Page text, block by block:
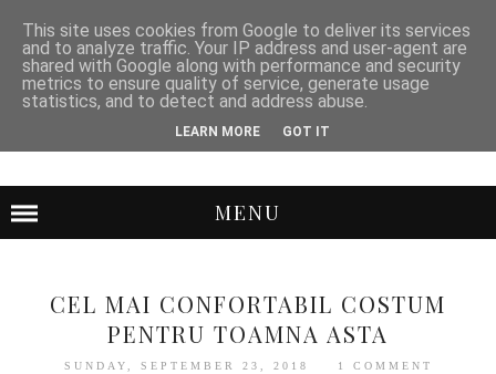
MENU
CEL MAI CONFORTABIL COSTUM
PENTRU TOAMNA ASTA
SUNDAY, SEPTEMBER 23, 2018 1 COMMENT
This site uses cookies from Google to deliver its services
and to analyze traffic. Your IP address and user-agent are
shared with Google along with performance and security
metrics to ensure quality of service, generate usage
statistics, and to detect and address abuse.
LEARN MORE GOT IT